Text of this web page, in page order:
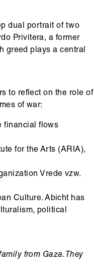
dual portrait of two
Privitera, a former
greed plays a central
to reflect on the role of
of war:
financial flows
for the Arts (ARIA),
Vrede vzw.
Culture. Abicht has
political
from Gaza. They